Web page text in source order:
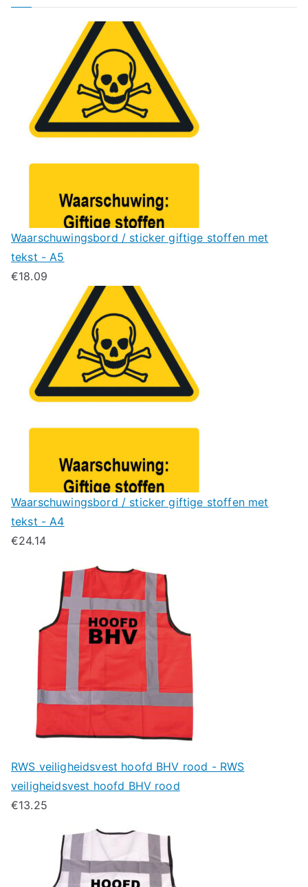
Waarschuwingsbord / sticker giftige stoffen met
tekst - A5
€18.09
Waarschuwingsbord / sticker giftige stoffen met
tekst - A4
€24.14
RWS veiligheidsvest hoofd BHV rood - RWS
veiligheidsvest hoofd BHV rood
€13.25